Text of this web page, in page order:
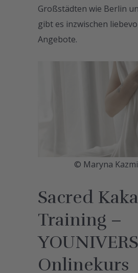
Großstädten wie Berlin
gibt es inzwischen
Angebote.
© Maryna
Sacred
Training –
Onlinekurs